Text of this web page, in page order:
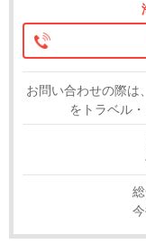
お問い合わせの際は
をトラベル